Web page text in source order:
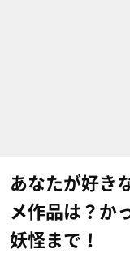
あなたが好き
メ作品は？か
妖怪まで！